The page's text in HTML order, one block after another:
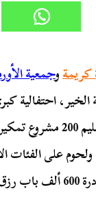
وجمعية
احتفالية
على الفئات
رزق.